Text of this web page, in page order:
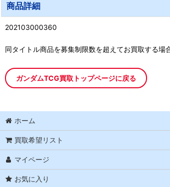
商品詳細
202103000360
同タイトル商品を募集制限数を超えてお買取する場
ガンダムTCG買取トップページに戻る
ホーム
買取希望リスト
マイページ
お気に入り